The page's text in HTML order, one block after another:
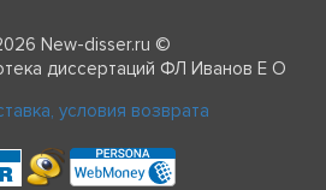
New-disser.ru ©
диссертаций ФЛ Иванов Е О
условия возврата